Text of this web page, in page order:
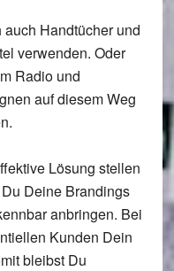
Handtücher und
verwenden. Oder
Radio und
auf diesem Weg
Lösung stellen
Deine Brandings
anbringen. Bei
Kunden Dein
bleibst Du